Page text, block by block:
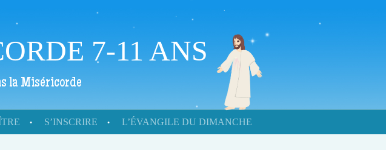
7-11 ANS
la Miséricorde
S’INSCRIRE L’ÉVANGILE DU DIMANCHE